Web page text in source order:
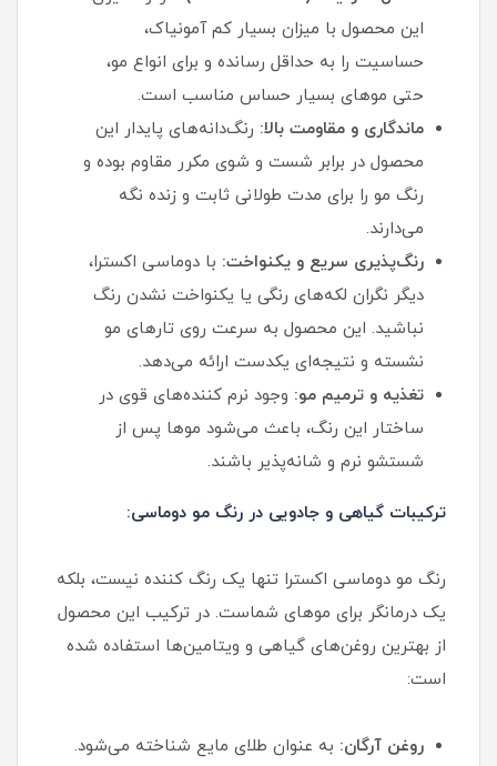
این محصول با میزان بسیار کم آمونیاک،
حساسیت را به حداقل رسانده و برای انواع مو،
حتی موهای بسیار حساس مناسب است.
ماندگاری و مقاومت بالا: رنگ‌دانه‌های پایدار این
محصول در برابر شست‌ و شوی مکرر مقاوم بوده و
رنگ مو را برای مدت طولانی ثابت و زنده نگه
می‌دارند.
رنگ‌پذیری سریع و یکنواخت: با دوماسی اکسترا،
دیگر نگران لکه‌های رنگی یا یکنواخت نشدن رنگ
نباشید. این محصول به سرعت روی تارهای مو
نشسته و نتیجه‌ای یکدست ارائه می‌دهد.
تغذیه و ترمیم مو: وجود نرم‌ کننده‌های قوی در
ساختار این رنگ، باعث می‌شود موها پس از
شستشو نرم و شانه‌پذیر باشند.
ترکیبات گیاهی و جادویی در رنگ مو دوماسی:
رنگ مو دوماسی اکسترا تنها یک رنگ کننده نیست، بلکه
یک درمانگر برای موهای شماست. در ترکیب این محصول
از بهترین روغن‌های گیاهی و ویتامین‌ها استفاده شده
است:
روغن آرگان: به عنوان طلای مایع شناخته می‌شود.